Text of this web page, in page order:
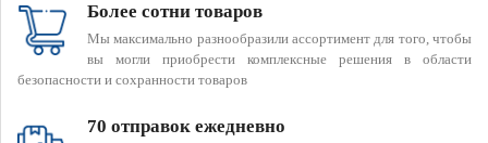
Более сотни товаров
Мы максимально разнообразили ассортимент для того, чтобы
вы могли приобрести комплексные решения в области
безопасности и сохранности товаров
70 отправок ежедневно